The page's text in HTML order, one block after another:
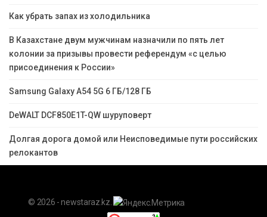
Как убрать запах из холодильника
В Казахстане двум мужчинам назначили по пять лет
колонии за призывы провести референдум «с целью
присоединения к России»
Samsung Galaxy A54 5G 6 ГБ/128 ГБ
DeWALT DCF850E1T-QW шуруповерт
Долгая дорога домой или Неисповедимые пути российских
релокантов
© 2026 - newstaraz.kz.